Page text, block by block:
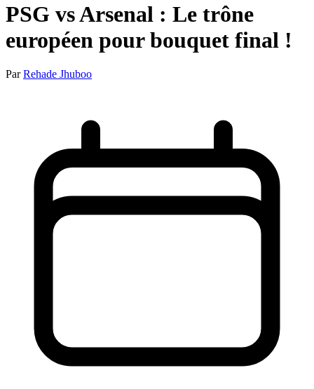
PSG vs Arsenal : Le trône
européen pour bouquet final !
ParRehade Jhuboo